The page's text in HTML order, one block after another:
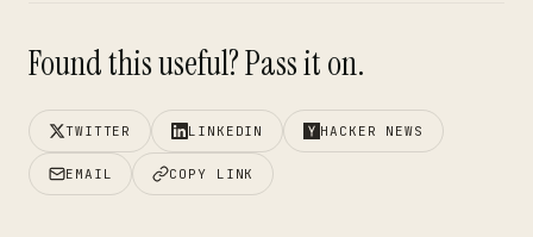
Found this useful? Pass it on.
TWITTER LINKEDIN HACKER NEWS
EMAIL COPY LINK